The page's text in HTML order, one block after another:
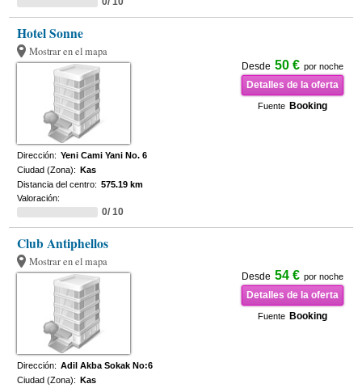
Hotel Sonne
Mostrar en el mapa
Desde 50 € por noche
Detalles de la oferta
Fuente Booking
Dirección: Yeni Cami Yani No. 6
Ciudad (Zona): Kas
Distancia del centro: 575.19 km
Valoración:
0/ 10
Club Antiphellos
Mostrar en el mapa
Desde 54 € por noche
Detalles de la oferta
Fuente Booking
Dirección: Adil Akba Sokak No:6
Ciudad (Zona): Kas